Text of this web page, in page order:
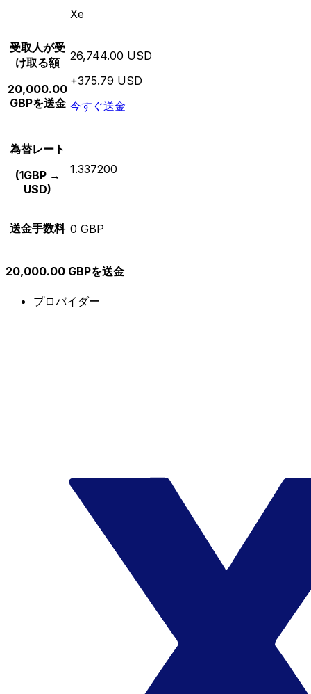
Xe
受取人が受
け取る額
20,000.00
GBPを送金
26,744.00 USD
+375.79 USD
今すぐ送金
為替レート
(1GBP →
USD)
1.337200
送金手数料 0 GBP
20,000.00 GBPを送金
プロバイダー